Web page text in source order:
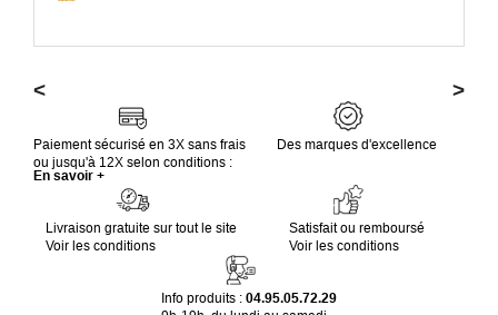
< >
Paiement sécurisé en 3X sans frais
ou jusqu'à 12X selon conditions :
En savoir +
Des marques d'excellence
Livraison gratuite sur tout le site
Voir les conditions
Satisfait ou remboursé
Voir les conditions
Info produits : 04.95.05.72.29